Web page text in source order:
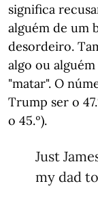
significa
alguém de um
desordeiro.
algo ou
"matar". O
Trump ser o
o 45.º).
Just
my dad